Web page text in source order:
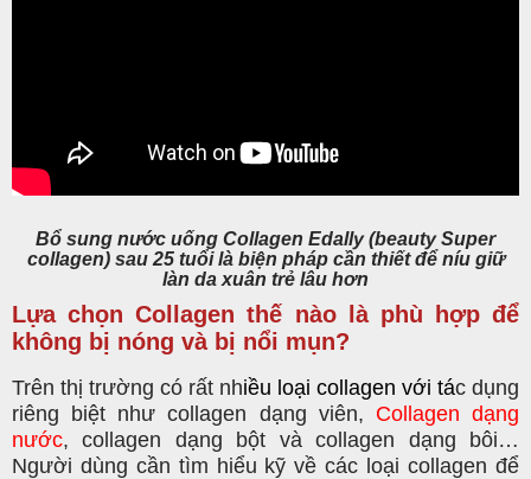
Bổ sung nước uống Collagen Edally (beauty Super
collagen) sau 25 tuổi là biện pháp cần thiết để níu giữ
làn da xuân trẻ lâu hơn
Lựa chọn Collagen thế nào là phù hợp để
không bị nóng và bị nổi mụn?
Trên thị trường có rất nhiều loại collagen với tác dụng
riêng biệt như collagen dạng viên, Collagen dạng
nước, collagen dạng bột và collagen dạng bôi…
Người dùng cần tìm hiểu kỹ về các loại collagen để